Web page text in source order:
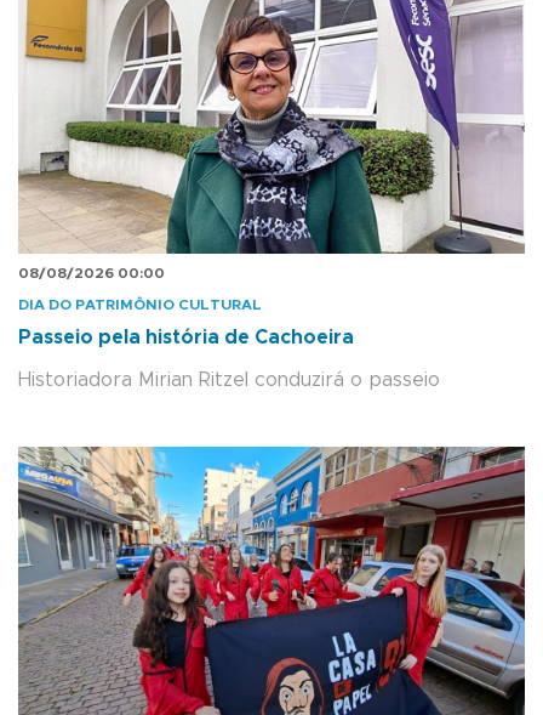
08/08/2026 00:00
DIA DO PATRIMÔNIO CULTURAL
Passeio pela história de Cachoeira
Historiadora Mirian Ritzel conduzirá o passeio